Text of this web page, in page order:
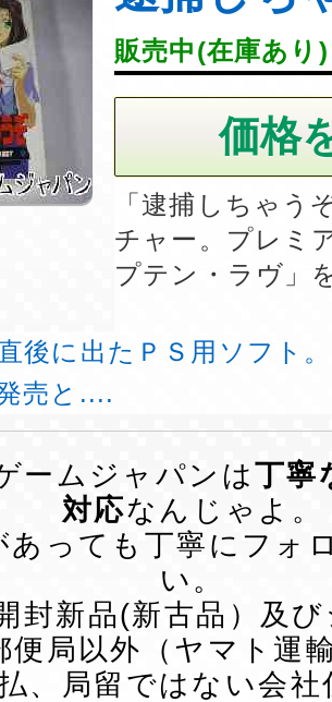
販売中(在庫あり)
「逮捕しちゃう
チャー。プレミ
プテン・ラヴ」
売と....
ームジャパンは丁寧
対応なんじゃよ。
あっても丁寧にフォ
い。
封新品(新古品）及
便局以外（ヤマト運
、局留ではない会社